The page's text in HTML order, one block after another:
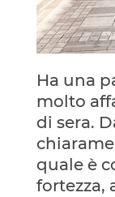
Ha una
molto
di sera.
quale è
fortezza,